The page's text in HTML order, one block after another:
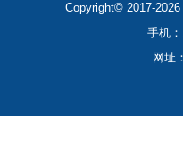
Copyright© 2017-
手机
网址